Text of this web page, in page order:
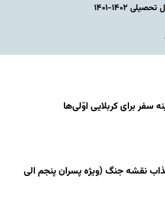
۱۴۰۲-۱۴۰۱
سفر برای کربلایی اوّلی‌ها
نقشه جنگ (ویژه پسران پنجم الی